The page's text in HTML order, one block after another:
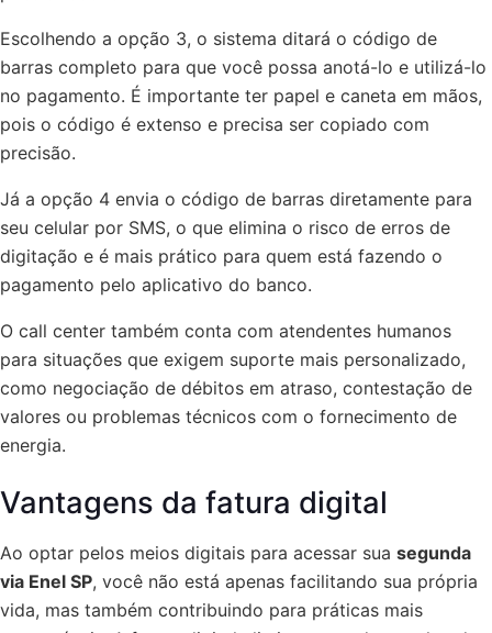
Escolhendo a opção 3, o sistema ditará o código de
barras completo para que você possa anotá-lo e utilizá-lo
no pagamento. É importante ter papel e caneta em mãos,
pois o código é extenso e precisa ser copiado com
precisão.
Já a opção 4 envia o código de barras diretamente para
seu celular por SMS, o que elimina o risco de erros de
digitação e é mais prático para quem está fazendo o
pagamento pelo aplicativo do banco.
O call center também conta com atendentes humanos
para situações que exigem suporte mais personalizado,
como negociação de débitos em atraso, contestação de
valores ou problemas técnicos com o fornecimento de
energia.
Vantagens da fatura digital
Ao optar pelos meios digitais para acessar sua segunda
via Enel SP, você não está apenas facilitando sua própria
vida, mas também contribuindo para práticas mais